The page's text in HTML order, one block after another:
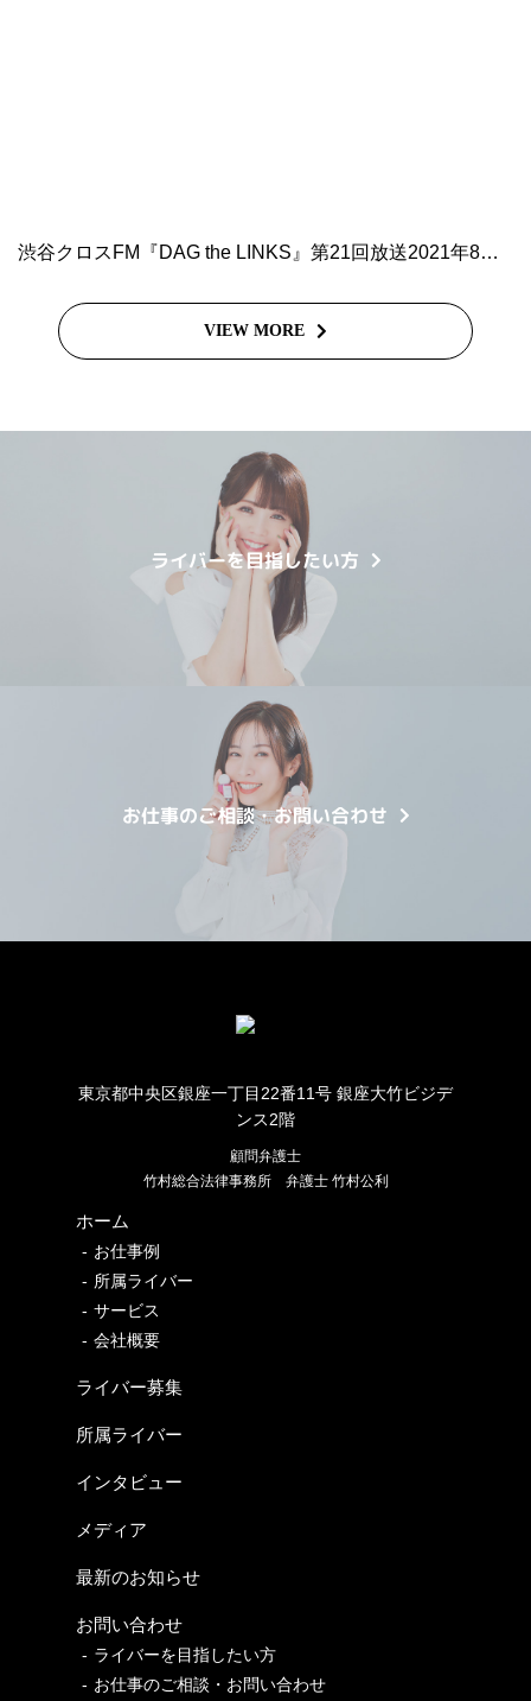
渋谷クロスFM『DAG the LINKS』第21回放送2021年8月29日
VIEW MORE
ライバーを目指したい方
お仕事のご相談・お問い合わせ
東京都中央区銀座一丁目22番11号 銀座大竹ビジデ
ンス2階
顧問弁護士
竹村総合法律事務所 弁護士 竹村公利
ホーム
お仕事例
所属ライバー
サービス
会社概要
ライバー募集
所属ライバー
インタビュー
メディア
最新のお知らせ
お問い合わせ
ライバーを目指したい方
お仕事のご相談・お問い合わせ